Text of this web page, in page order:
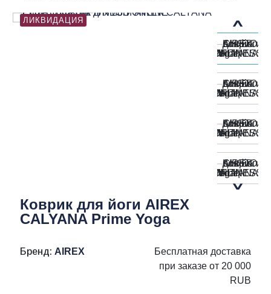
ЛИКВИДАЦИЯ
Коврик для йоги AIREX
CALYANA Prime Yoga
Бренд: AIREX
Бесплатная доставка
при заказе от 20 000
RUB